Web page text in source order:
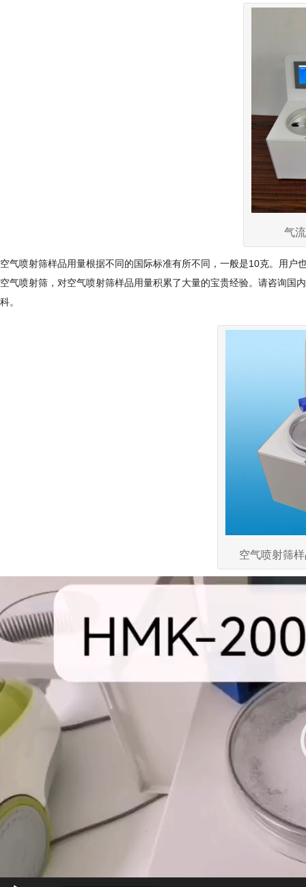
气
空气喷射筛样品用量根据不同的国际标准有所不同，一般是10克。用
空气喷射筛，对空气喷射筛样品用量积累了大量的宝贵经验。请咨询国
科。
空气喷射筛
频
播
放
器